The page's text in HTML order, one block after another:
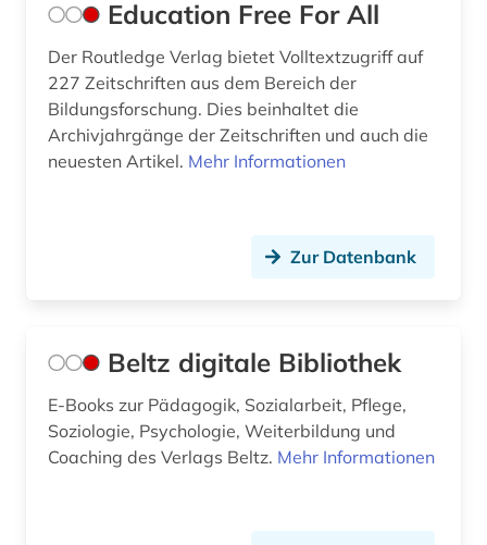
Education Free For All
Der Routledge Verlag bietet Volltextzugriff auf
227 Zeitschriften aus dem Bereich der
Bildungsforschung. Dies beinhaltet die
Archivjahrgänge der Zeitschriften und auch die
neuesten Artikel. Mehr Informationen
Zur Datenbank
Beltz digitale Bibliothek
E-Books zur Pädagogik, Sozialarbeit, Pflege,
Soziologie, Psychologie, Weiterbildung und
Coaching des Verlags Beltz. Mehr Informationen